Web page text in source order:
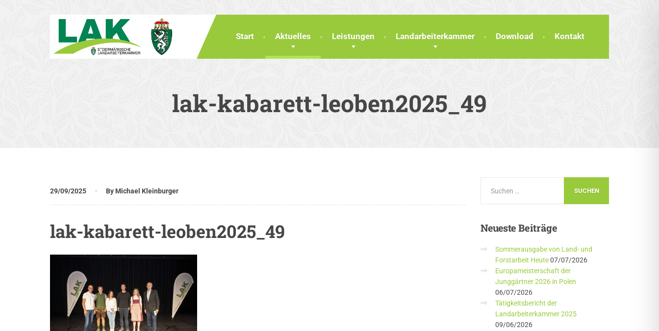
Start Aktuelles Leistungen Landarbeiterkammer Download Kontakt
lak-kabarett-leoben2025_49
29/09/2025 By Michael Kleinburger
lak-kabarett-leoben2025_49 NeuesteBeiträge
Sommerausgabe von Land- und
Forstarbeit Heute 07/07/2026
Europameisterschaft der
Junggärtner 2026 in Polen
06/07/2026
Tätigkeitsbericht der
Landarbeiterkammer 2025
09/06/2026